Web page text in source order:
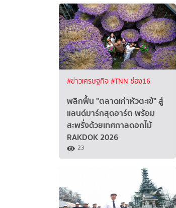
#ข่าวเศรษฐกิจ #TNN ช่อง16
พลิกฟื้น "ตลาดเก่าหัวตะเข้" สู่
แลนด์มาร์กสุดอาร์ต พร้อม
สะพรั่งด้วยเทศกาลดอกไม้
RAKDOK 2026
23